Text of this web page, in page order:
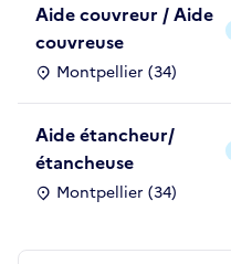
Aide couvreur / Aide
couvreuse
Montpellier (34)
Aide étancheur/
étancheuse
Montpellier (34)